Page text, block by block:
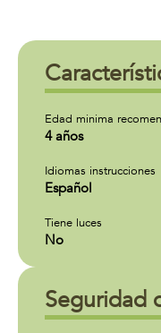
Edad minima
4 años
Idiomas instrucciones
Español
Tiene luces
No
Seguridad